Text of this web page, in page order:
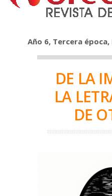
Año 6, Tercera
DE LA
LA
DE